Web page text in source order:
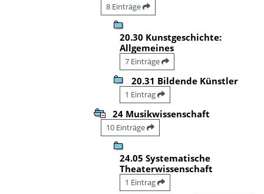
8 Einträge
20.30 Kunstgeschichte:
Allgemeines
7 Einträge
20.31 Bildende Künstler
1 Eintrag
24 Musikwissenschaft
10 Einträge
24.05 Systematische
Theaterwissenschaft
1 Eintrag